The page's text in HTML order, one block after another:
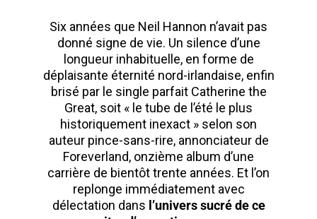
Six années que Neil Hannon n’avait pas
donné signe de vie. Un silence d’une
longueur inhabituelle, en forme de
déplaisante éternité nord-irlandaise, enfin
brisé par le single parfait Catherine the
Great, soit « le tube de l’été le plus
historiquement inexact » selon son
auteur pince-sans-rire, annonciateur de
Foreverland, onzième album d’une
carrière de bientôt trente années. Et l’on
replonge immédiatement avec
délectation dans l’univers sucré de ce